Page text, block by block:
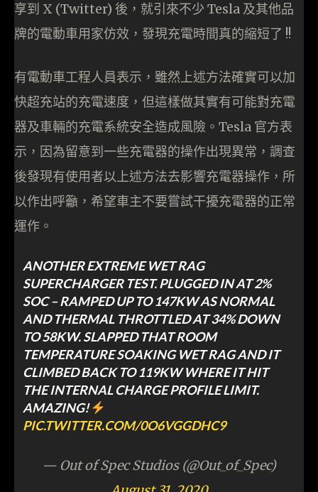
享到 X (Twitter) 後，就引來不少 Tesla 及其他品
牌的電動車用家仿效，發現充電時間真的縮短了 !!
有電動車工程人員表示，雖然上述方法確實可以加
快超充站的充電速度，但這樣做其實有可能對充電
器及車輛的充電系統安全造成風險。Tesla 官方表
示，因為留意到一些充電器的操作出現異常，調查
後發現有使用者以上述方法去影響充電器操作，所
以作出呼籲，希望車主不要嘗試干擾充電器的正常
運作。
ANOTHER EXTREME WET RAG
SUPERCHARGER TEST. PLUGGED IN AT 2%
SOC – RAMPED UP TO 147KW AS NORMAL
AND THERMAL THROTTLED AT 34% DOWN
TO 58KW. SLAPPED THAT ROOM
TEMPERATURE SOAKING WET RAG AND IT
CLIMBED BACK TO 119KW WHERE IT HIT
THE INTERNAL CHARGE PROFILE LIMIT.
AMAZING!
PIC.TWITTER.COM/0O6VGGDHC9
— Out of Spec Studios (@Out_of_Spec)